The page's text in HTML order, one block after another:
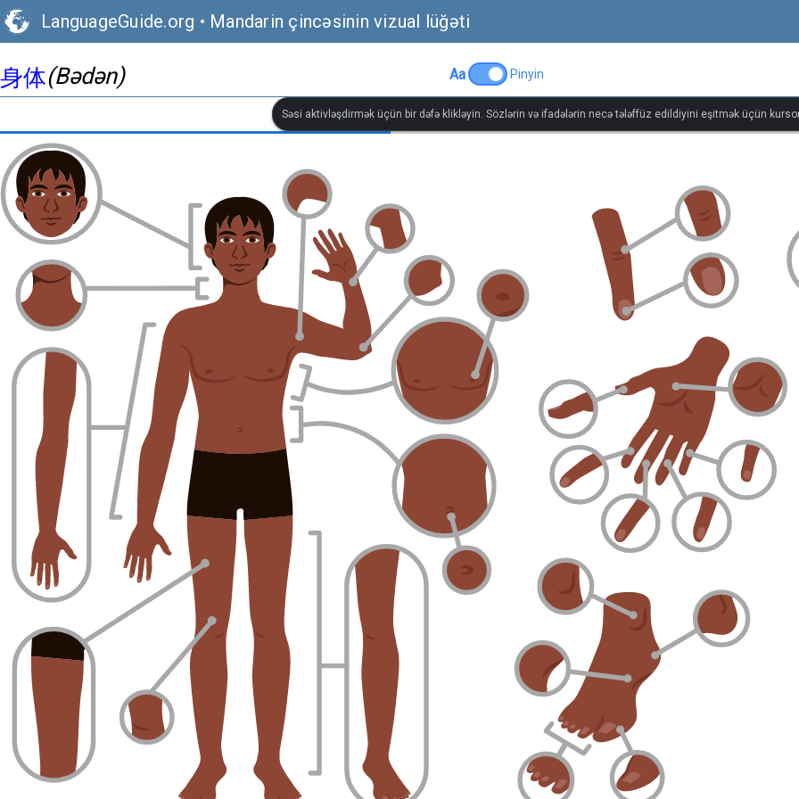
LanguageGuide.org • Mandarin çincəsinin vizual lüğəti
身体(Bədən) Aa Pinyin
Səsi aktivləşdirmək üçün bir dəfə klikləyin. Sözlərin və ifadələrin necə tələffüz edildiyini eşitmək üçün